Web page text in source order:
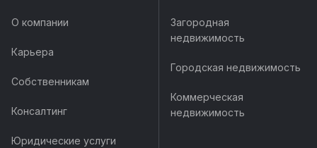
О компании
Карьера
Собственникам
Консалтинг
Юридические услуги
Загородная
недвижимость
Городская недвижимость
Коммерческая
недвижимость